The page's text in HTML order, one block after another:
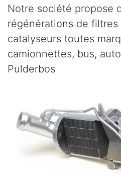
Notre société propose
régénérations de
catalyseurs toutes
camionnettes, bus,
Pulderbos